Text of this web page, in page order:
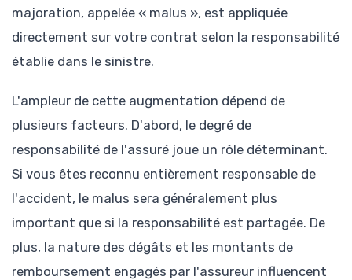
majoration, appelée « malus », est appliquée
directement sur votre contrat selon la responsabilité
établie dans le sinistre.
L'ampleur de cette augmentation dépend de
plusieurs facteurs. D'abord, le degré de
responsabilité de l'assuré joue un rôle déterminant.
Si vous êtes reconnu entièrement responsable de
l'accident, le malus sera généralement plus
important que si la responsabilité est partagée. De
plus, la nature des dégâts et les montants de
remboursement engagés par l'assureur influencent